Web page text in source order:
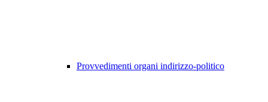
Provvedimenti organi indirizzo-politico